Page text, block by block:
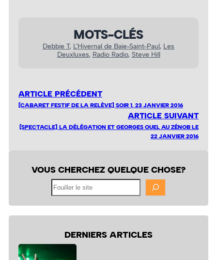
MOTS-CLÉS
Debbie T, L’Hivernal de Baie-Saint-Paul, Les
Deuxluxes, Radio Radio, Steve Hill
ARTICLE PRÉCÉDENT
[CABARET FESTIF DE LA RELÈVE] SOIR 1, 23 JANVIER 2016
ARTICLE SUIVANT
[SPECTACLE] LA DÉLÉGATION ET GEORGES OUEL AU ZÉNOB LE
22 JANVIER 2016
VOUS CHERCHEZ QUELQUE CHOSE?
DERNIERS ARTICLES